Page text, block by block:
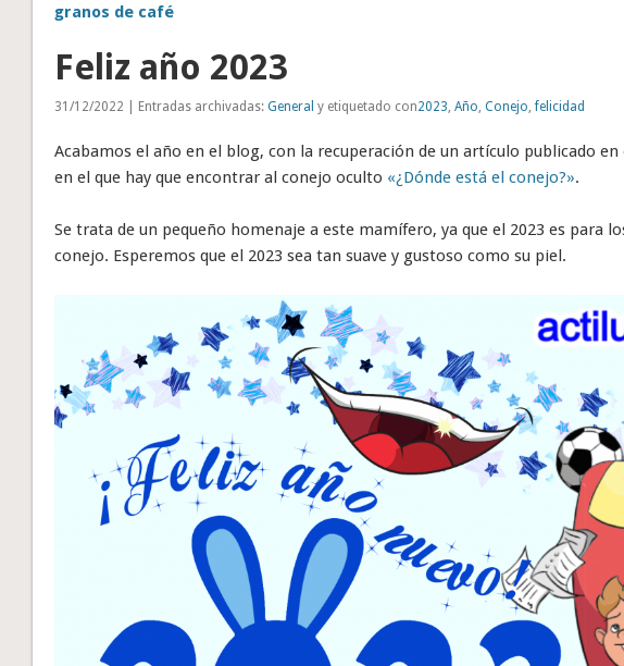
granos de café
Feliz año 2023
31/12/2022 | Entradas archivadas:General y etiquetado con2023,Año,Conejo,felicidad
Acabamos el año en el blog, con la recuperación de un artículo publicado
en el que hay que encontrar al conejo oculto «¿Dónde está el conejo?».
Se trata de un pequeño homenaje a este mamífero, ya que el 2023 es para
conejo. Esperemos que el 2023 sea tan suave y gustoso como su piel.